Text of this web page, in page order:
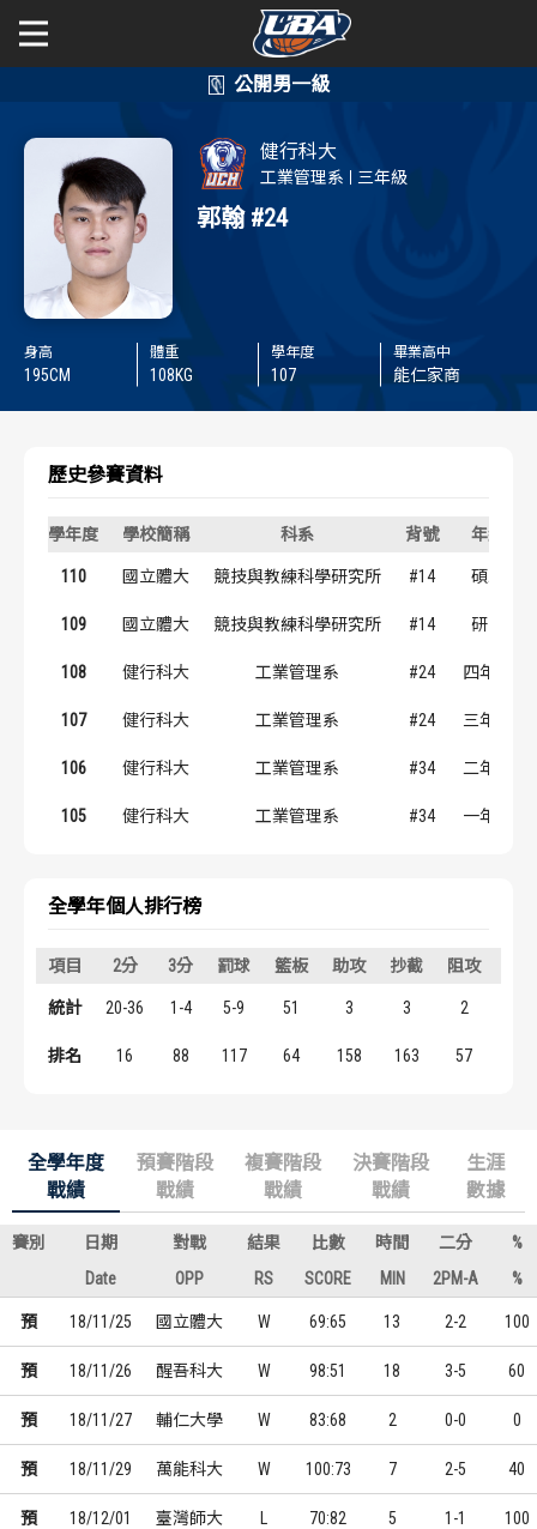
公開男一級 賽事資訊
球隊資訊
歷屆個人獎得主
公開女一級
賽事資訊
球隊資訊
歷屆個人獎得主
二級與一般組
新聞
健行科大
工業管理系 三年級
郭翰 #24
身高
195CM
體重
108KG
學年度
107
畢業高中
能仁家商
歷史參賽資料
學年度 學校簡稱 科系 背號 年級
110 國立體大 競技與教練科學研究所 #14 碩二
109 國立體大 競技與教練科學研究所 #14 研一
108 健行科大 工業管理系 #24 四年級
107 健行科大 工業管理系 #24 三年級
106 健行科大 工業管理系 #34 二年級
105 健行科大 工業管理系 #34 一年級
全學年個人排行榜
項目 2分 3分 罰球 籃板 助攻 抄截 阻攻
統計 20-36 1-4 5-9 51 3 3 2
排名 16 88 117 64 158 163 57
全學年度
戰績
預賽階段
戰績
複賽階段
戰績
決賽階段
戰績
生涯
數據
賽別 日期 對戰 結果 比數 時間 二分
%
Date
OPP RS SCORE MIN 2PM-A %
預 18/11/25 國立體大 W 69:65 13 2-2 100
預 18/11/26 醒吾科大 W 98:51 18 3-5 60
預 18/11/27 輔仁大學 W 83:68 2 0-0 0
預 18/11/29 萬能科大 W 100:73 7 2-5 40
預 18/12/01 臺灣師大 70:82 5 1-1 100